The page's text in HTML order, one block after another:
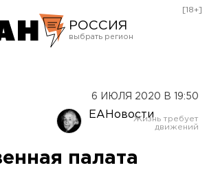
РОССИЯ
Оренбург
[18+]
6 ИЮЛЯ 2020 В 19:50
ЕАНовости
палата